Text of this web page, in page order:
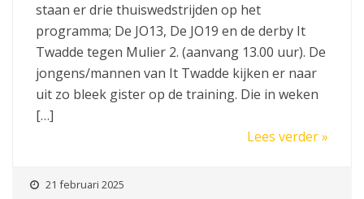
staan er drie thuiswedstrijden op het
programma; De JO13, De JO19 en de derby It
Twadde tegen Mulier 2. (aanvang 13.00 uur). De
jongens/mannen van It Twadde kijken er naar
uit zo bleek gister op de training. Die in weken
[…]
Lees verder »
21 februari 2025